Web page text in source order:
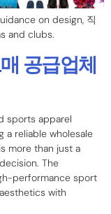
on design, 직
and clubs.
공급업체
sports apparel
a reliable wholesale
more than just a
. The
performance sport
with